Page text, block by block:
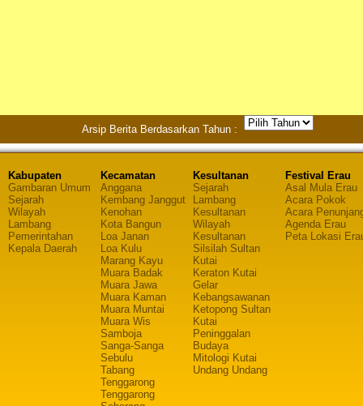
Arsip Berita Berdasarkan Tahun :
Kabupaten
Gambaran Umum
Sejarah
Wilayah
Lambang
Pemerintahan
Kepala Daerah
Kecamatan
Anggana
Kembang Janggut
Kenohan
Kota Bangun
Loa Janan
Loa Kulu
Marang Kayu
Muara Badak
Muara Jawa
Muara Kaman
Muara Muntai
Muara Wis
Samboja
Sanga-Sanga
Sebulu
Tabang
Tenggarong
Tenggarong
Kesultanan
Sejarah
Lambang
Kesultanan
Wilayah
Kesultanan
Silsilah Sultan
Kutai
Keraton Kutai
Gelar
Kebangsawanan
Ketopong Sultan
Kutai
Peninggalan
Budaya
Mitologi Kutai
Undang Undang
Festival Erau
Asal Mula Erau
Acara Pokok
Acara
Agenda Erau
Peta Lokasi